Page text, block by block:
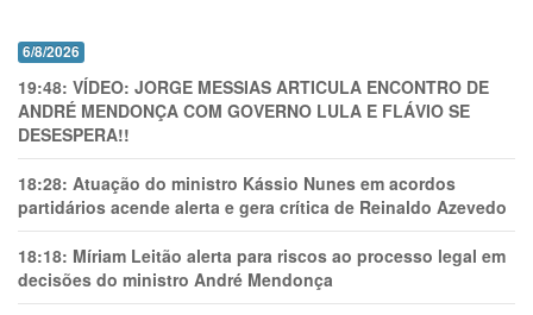
6/8/2026
19:48: VÍDEO: JORGE MESSIAS ARTICULA ENCONTRO DE
ANDRÉ MENDONÇA COM GOVERNO LULA E FLÁVIO SE
DESESPERA!!
18:28: Atuação do ministro Kássio Nunes em acordos
partidários acende alerta e gera crítica de Reinaldo Azevedo
18:18: Míriam Leitão alerta para riscos ao processo legal em
decisões do ministro André Mendonça